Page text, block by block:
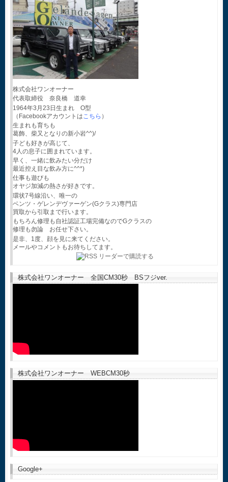
株式会社ワンオーナー
代表取締役 奈良橋 道幸
1964年3月23日生まれ O型
（Facebookアカウントはこちら ）
生まれも育ちも
葛飾、柴又となりの新小岩^^)/
子ども好きが高じて、
4人の息子に囲まれています。
早く、一緒に飲みたい分だけ
最近控え目な飲み方に^^*)
仕事も遊びも
オヤジ加減の熱さが好きです。
環状7号線沿い、唯一の
ベンツ・ゲレンデヴァーゲン(Gクラス)専門店
買取から引取まで行います。
もちろん修理も自社認証工場完備なのでGクラスの
修理も勿論 お任せ下さい。
是非、1度、顔を見に来てください。
メールやコメントもお待ちしてます。
株式会社ワンオーナー 全国CM30秒 BSフジver.
株式会社ワンオーナー WEBCM30秒
Google+